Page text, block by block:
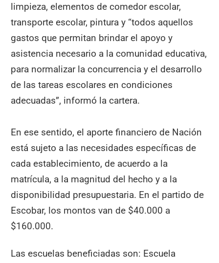
limpieza, elementos de comedor escolar,
transporte escolar, pintura y “todos aquellos
gastos que permitan brindar el apoyo y
asistencia necesario a la comunidad educativa,
para normalizar la concurrencia y el desarrollo
de las tareas escolares en condiciones
adecuadas”, informó la cartera.
En ese sentido, el aporte financiero de Nación
está sujeto a las necesidades específicas de
cada establecimiento, de acuerdo a la
matrícula, a la magnitud del hecho y a la
disponibilidad presupuestaria. En el partido de
Escobar, los montos van de $40.000 a
$160.000.
Las escuelas beneficiadas son: Escuela